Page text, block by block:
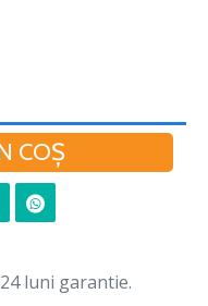
COŞ
luni garantie.